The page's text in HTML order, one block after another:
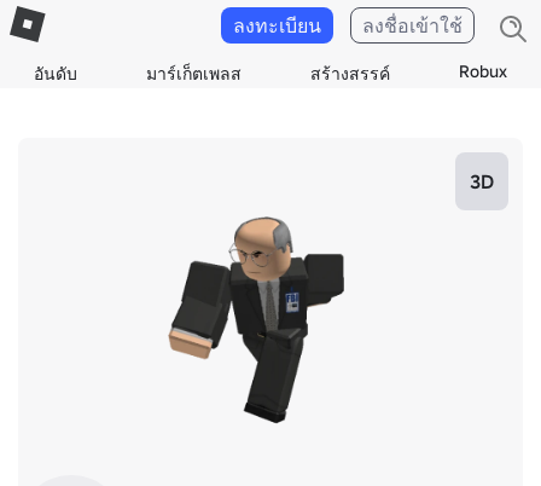
อันดับ มาร์เก็ตเพลส สร้างสรรค์ Robux
ลงทะเบียน ลงชื่อเข้าใช้
3D